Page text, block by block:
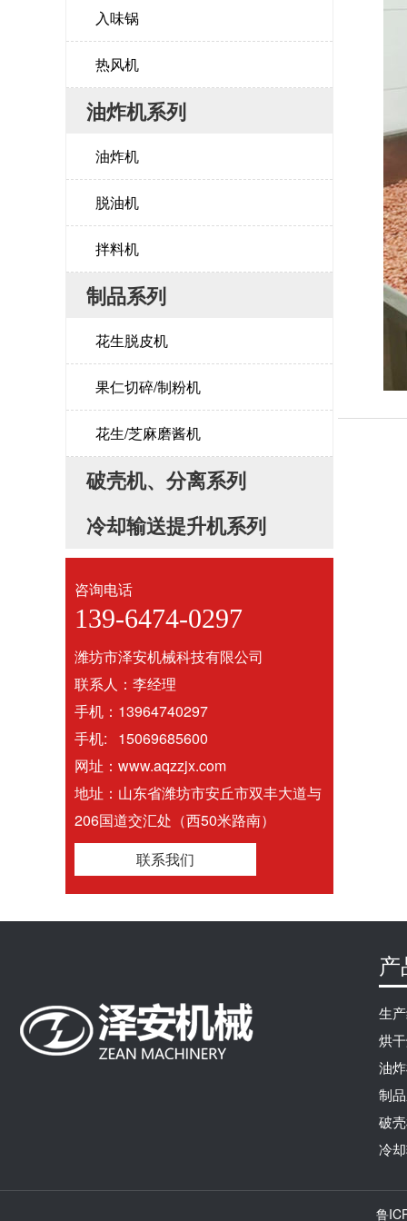
入味锅
热风机
油炸机系列
油炸机
脱油机
拌料机
制品系列
花生脱皮机
果仁切碎/制粉机
花生/芝麻磨酱机
破壳机、分离系列
冷却输送提升机系列
咨询电话
139-6474-0297
潍坊市泽安机械科技有限公司
联系人：李经理
手机：13964740297
手机: 15069685600
网址：www.aqzzjx.com
地址：山东省潍坊市安丘市双丰大道与
206国道交汇处（西50米路南）
联系我们
生
烘
油
制
破
冷
鲁